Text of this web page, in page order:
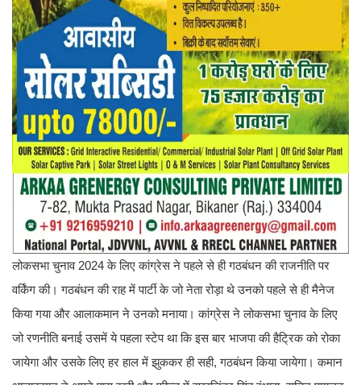
लोकसभा चुनाव 2024 के लिए कांग्रेस ने पहले से ही गठबंधन की राजनीति पर
वर्किंग की। गठबंधन की राह में पार्टी के जो नेता रोड़ा थे उनको पहले से ही मैनेज
किया गया और आलाकमान ने उनको मनाया। कांग्रेस ने लोकसभा चुनाव के लिए
जो रणनीति बनाई उसमें ये पहला स्टेप था कि इस बार भाजपा की हैट्रिक को रोका
जायेगा और उसके लिए हर हाल में झुककर ही सही, गठबंधन किया जायेगा। कमान